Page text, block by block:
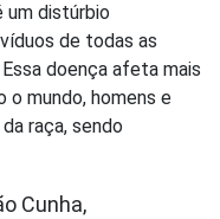
um distúrbio
de todas as
doença afeta mais
o mundo, homens e
raça, sendo
Cunha,